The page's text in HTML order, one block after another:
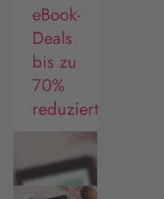
eBook-
Deals
bis zu
70%
reduziert